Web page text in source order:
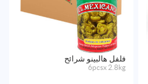
فلفل هالبينو شرائح
6pcsx 2.8kg